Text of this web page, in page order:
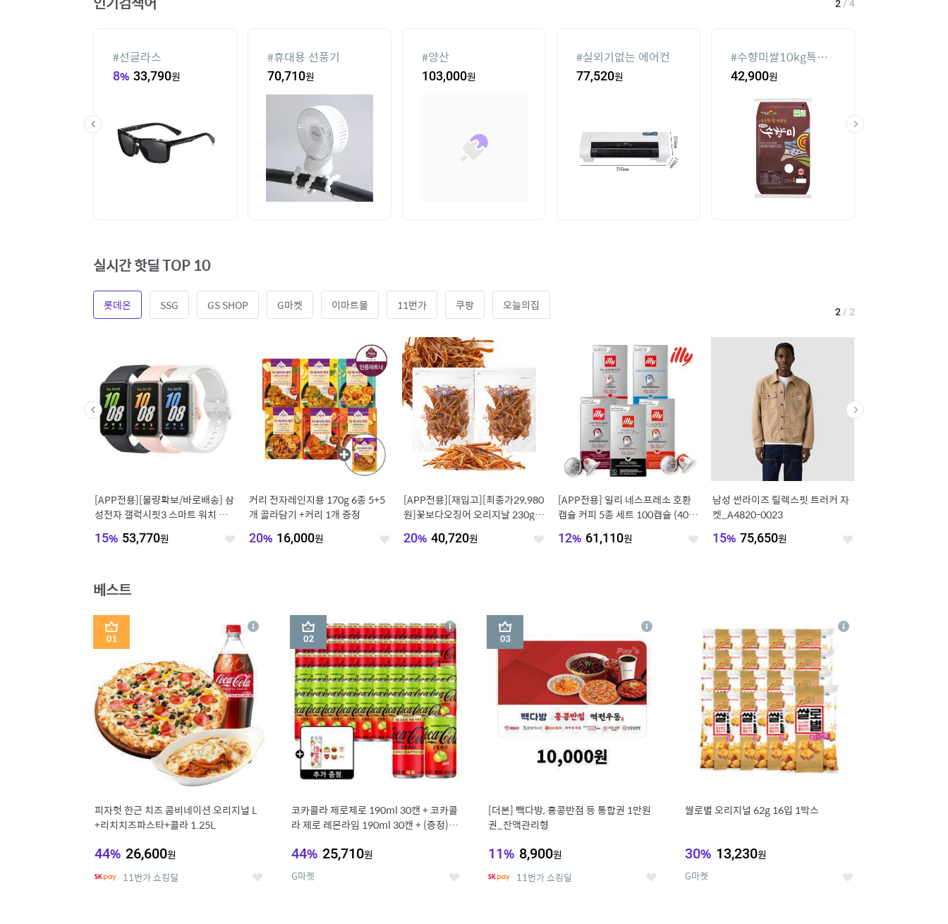
#선글라스
8% 33,790원
#휴대용 선풍기
70,710원
#양산
103,000원
#실외기없는 에어컨
77,520원
#수향미쌀10kg특등
급
42,900원
2 / 4
실시간 핫딜 TOP 10
롯데온 SSG GS SHOP G마켓 이마트몰 11번가 쿠팡 오늘의집
[APP전용][물량확보/바로배송] 삼
성전자 갤럭시핏3 스마트 워치 밴드
전
15% 53,770원 좋
커리 전자레인지용 170g 6종 5+5
개 골라담기 +커리 1개 증정
20% 16,000원 좋
[APP전용][재입고][최종가29,980
원]꽃보다오징어 오리지날 230g+2
20% 40,720원 좋
[APP전용] 일리 네스프레소 호환
캡슐 커피 5종 세트 100캡슐 (40
12% 61,110원 좋
남성 썬라이즈 릴렉스핏 트러커 자
켓_A4820-0023
15% 75,650원 좋
2 / 2
베스트
1
피자헛 한근 치즈 콤비네이션 오리지널 L
+리치치즈파스타+콜라 1.25L
44% 26,600원
11번가 쇼킹딜 좋
상
2
코카콜라 제로제로 190ml 30캔 + 코카콜
라 제로 레몬라임 190ml 30캔 + (증정) 콜
44% 25,710원
G마켓 좋
상
세
3
[더본] 빽다방, 홍콩반점 등 통합권 1만원
권_잔액관리형
11% 8,900원
11번가 쇼킹딜 좋
상
세
쌀로별 오리지널 62g 16입 1박스
30% 13,230원
G마켓 좋
상